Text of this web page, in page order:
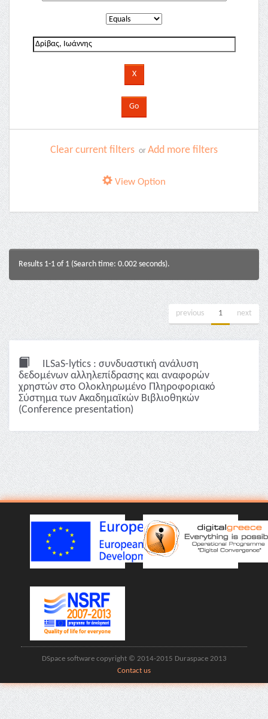
Clear current filters or Add more filters
View Option
Results 1-1 of 1 (Search time: 0.002 seconds).
previous 1 next
ILSaS-lytics : συνδυαστική ανάλυση
δεδομένων αλληλεπίδρασης και αναφορών
χρηστών στο Ολοκληρωμένο Πληροφοριακό
Σύστημα των Ακαδημαϊκών Βιβλιοθηκών
(Conference presentation)
DSpace software copyright © 2014-2015 Duraspace 2013
Contact us